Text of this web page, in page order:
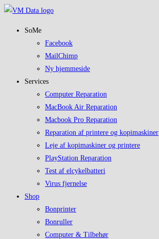
Skip
SoMe
Facebook
MailChimp
Ny hjemmeside
Services
Computer Reparation
MacBook Air Reparation
Macbook Pro Reparation
Reparation af printere og kopimaskiner
Leje af kopimaskiner og printere
PlayStation Reparation
Test af elcykelbatteri
Virus fjernelse
Shop
Bonprinter
Bonruller
Computer & Tilbehør